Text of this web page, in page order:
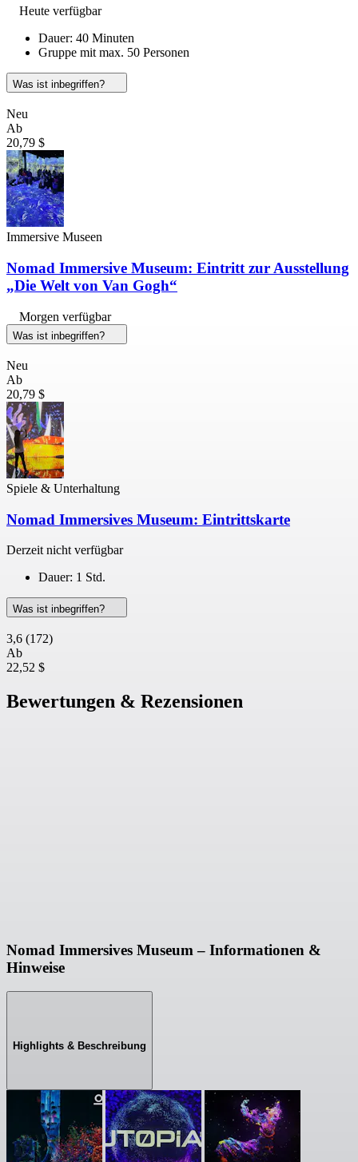
Heute verfügbar
Dauer: 40 Minuten
Gruppe mit max. 50 Personen
Was ist inbegriffen?
Neu
Ab
20,79 $
Immersive Museen
Nomad Immersive Museum: Eintritt zur Ausstellung
„Die Welt von Van Gogh“
Morgen verfügbar
Was ist inbegriffen?
Neu
Ab
20,79 $
Spiele & Unterhaltung
Nomad Immersives Museum: Eintrittskarte
Derzeit nicht verfügbar
Dauer: 1 Std.
Was ist inbegriffen?
3,6 (172)
Ab
22,52 $
Bewertungen & Rezensionen
Nomad Immersives Museum – Informationen &
Hinweise
Highlights & Beschreibung